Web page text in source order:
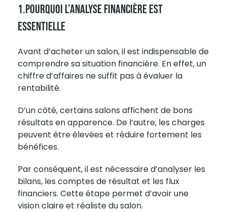
1.Pourquoi L’analyse Financière Est
Essentielle
Avant d’acheter un salon, il est indispensable de
comprendre sa situation financière. En effet, un
chiffre d’affaires ne suffit pas à évaluer la
rentabilité.
D’un côté, certains salons affichent de bons
résultats en apparence. De l’autre, les charges
peuvent être élevées et réduire fortement les
bénéfices.
Par conséquent, il est nécessaire d’analyser les
bilans, les comptes de résultat et les flux
financiers. Cette étape permet d’avoir une
vision claire et réaliste du salon.